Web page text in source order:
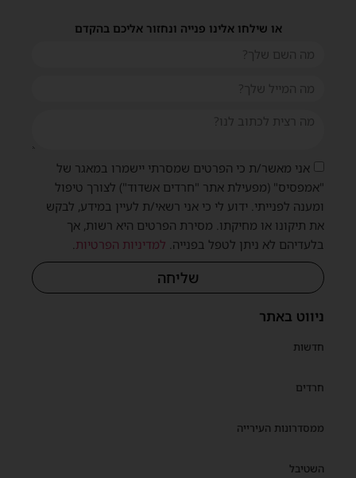
ניווט באתר
חדשות
חרדים
ממסדרונות העירייה
השטיבל
או שילחו אלינו פנייה ונחזור אליכם בהקדם
אני מאשר/ת כי הפרטים שמסרתי יישמרו במאגר של
"אמפסיס" (מפעילת אתר "חרדים אשדוד") לצורך טיפול
ומענה לפנייתי. ידוע לי כי אני רשאי/ת לעיין במידע, לבקש
את תיקונו או מחיקתו. מסירת הפרטים היא רשות, אך
בלעדיהם לא ניתן לטפל בפנייה. למדיניות הפרטיות
שליחה